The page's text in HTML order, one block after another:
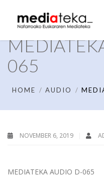
065
HOME AUDIO
NOVEMBER 6, 2019
MEDIATEKA AUDIO D-065